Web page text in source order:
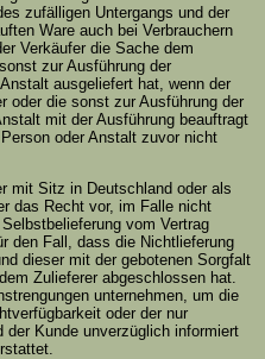
zufälligen Untergangs und der
Ware auch bei Verbrauchern
Verkäufer die Sache dem
zur Ausführung der
ausgeliefert hat, wenn der
oder die sonst zur Ausführung der
mit der Ausführung beauftragt
oder Anstalt zuvor nicht
mit Sitz in Deutschland oder als
das Recht vor, im Falle nicht
vom Vertrag
den Fall, dass die Nichtlieferung
dieser mit der gebotenen Sorgfalt
Zulieferer abgeschlossen hat.
unternehmen, um die
oder der nur
der Kunde unverzüglich informiert